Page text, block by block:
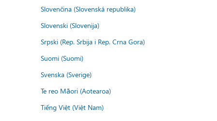
Slovenčina (Slovenská republika)
Slovenski (Slovenija)
Srpski (Rep. Srbija i Rep. Crna Gora)
Suomi (Suomi)
Svenska (Sverige)
Te reo Māori (Aotearoa)
Tiếng Việt (Việt Nam)